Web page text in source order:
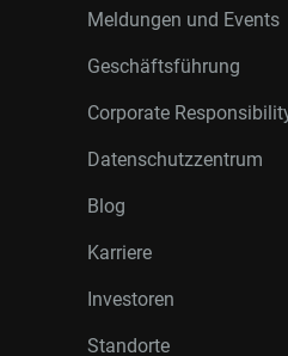
Meldungen und Events
Geschäftsführung
Corporate
Datenschutzzentrum
Blog
Karriere
Investoren
Standorte